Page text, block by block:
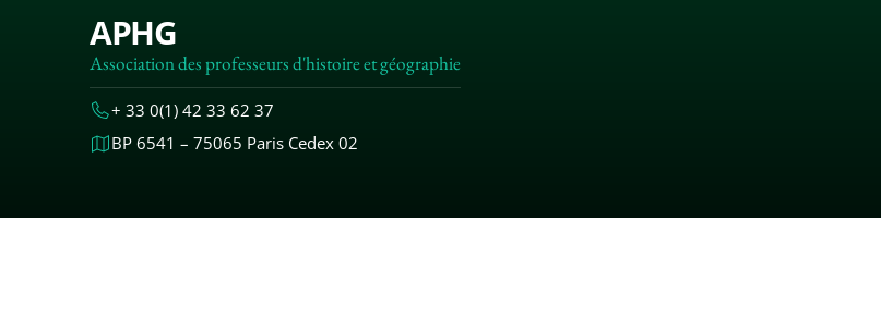
APHG
Association des professeurs d'histoire et géographie
+ 33 0(1) 42 33 62 37
BP 6541 – 75065 Paris Cedex 02